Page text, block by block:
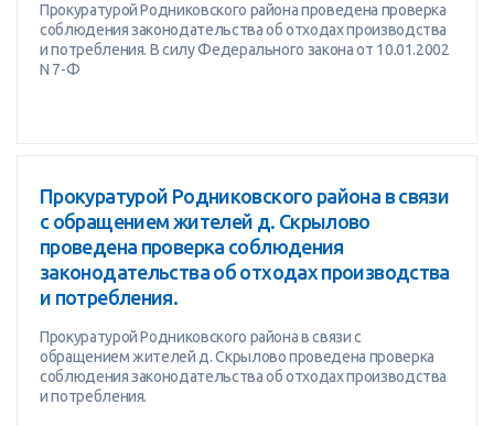
Прокуратурой Родниковского района проведена проверка
соблюдения законодательства об отходах производства
и потребления. В силу Федерального закона от 10.01.2002
N 7-Ф
Прокуратурой Родниковского района в связи
с обращением жителей д. Скрылово
проведена проверка соблюдения
законодательства об отходах производства
и потребления.
Прокуратурой Родниковского района в связи с
обращением жителей д. Скрылово проведена проверка
соблюдения законодательства об отходах производства
и потребления.